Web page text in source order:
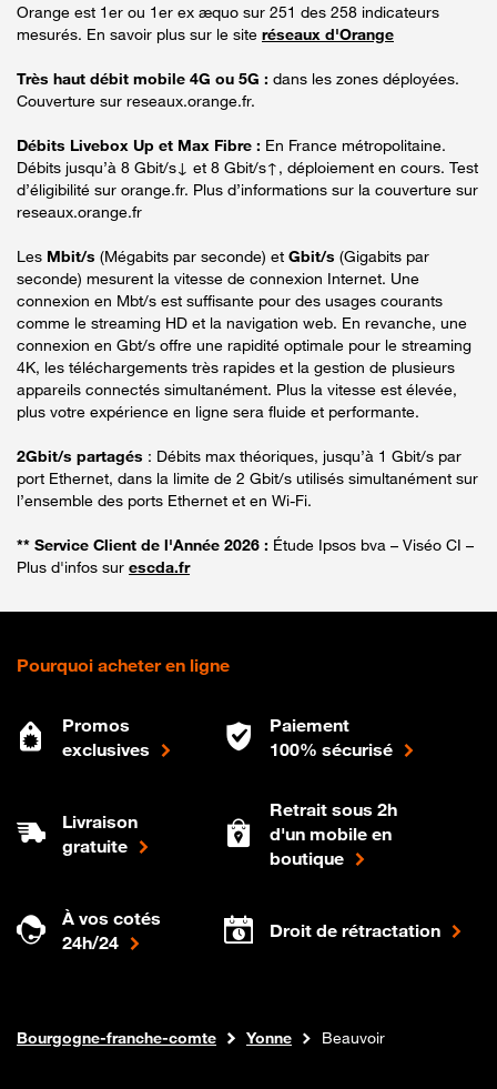
Orange est 1er ou 1er ex æquo sur 251 des 258 indicateurs
mesurés. En savoir plus sur le site réseaux d'Orange
Très haut débit mobile 4G ou 5G : dans les zones déployées.
Couverture sur reseaux.orange.fr.
Débits Livebox Up et Max Fibre : En France métropolitaine.
Débits jusqu’à 8 Gbit/s↓ et 8 Gbit/s↑, déploiement en cours. Test
d’éligibilité sur orange.fr. Plus d’informations sur la couverture sur
reseaux.orange.fr
Les Mbit/s (Mégabits par seconde) et Gbit/s (Gigabits par
seconde) mesurent la vitesse de connexion Internet. Une
connexion en Mbt/s est suffisante pour des usages courants
comme le streaming HD et la navigation web. En revanche, une
connexion en Gbt/s offre une rapidité optimale pour le streaming
4K, les téléchargements très rapides et la gestion de plusieurs
appareils connectés simultanément. Plus la vitesse est élevée,
plus votre expérience en ligne sera fluide et performante.
2Gbit/s partagés : Débits max théoriques, jusqu’à 1 Gbit/s par
port Ethernet, dans la limite de 2 Gbit/s utilisés simultanément sur
l’ensemble des ports Ethernet et en Wi-Fi.
** Service Client de l'Année 2026 : Étude Ipsos bva – Viséo CI –
Plus d'infos sur escda.fr
Pourquoi acheter en ligne
Promos
exclusives
Paiement
100% sécurisé
Livraison
gratuite
Retrait sous 2h
d'un mobile en
boutique
À vos cotés
24h/24
Droit de rétractation
Boutique Orange
Internet fibre
Bourgogne-franche-comte Yonne Beauvoir